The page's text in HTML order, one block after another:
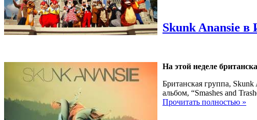
Skunk Anansie в
На этой неделе
Британская группа, Skunk
альбом, “Smashes and
Прочитать полностью »